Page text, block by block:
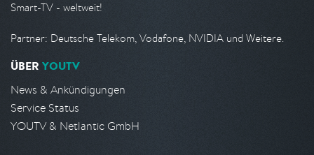
Smart-TV - weltweit!
Partner: Deutsche Telekom, Vodafone, NVIDIA und Weitere.
ÜBER YOUTV
News & Ankündigungen
Service Status
YOUTV & Netlantic GmbH